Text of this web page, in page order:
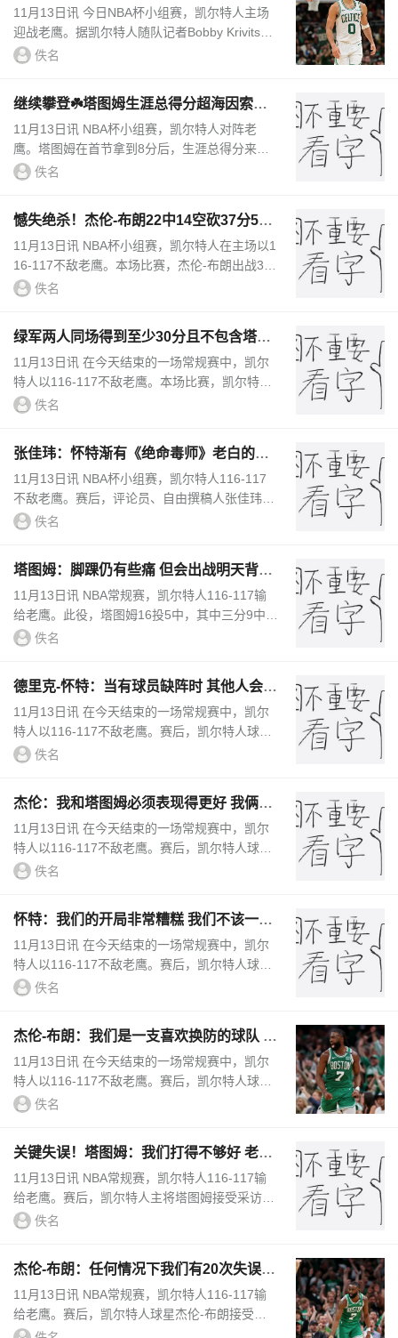
态升级为可以出战！
11月13日讯 今日NBA杯小组赛，凯尔特人主场
迎战老鹰。据凯尔特人随队记者Bobby Krivitsky
报道，塔图姆与霍福德本场比赛均可以出战。在
佚名
继续攀登☘️塔图姆生涯总得分超海因索恩
升至绿军队史第12位
11月13日讯 NBA杯小组赛，凯尔特人对阵老
鹰。塔图姆在首节拿到8分后，生涯总得分来到1
2196分，超越汤姆-海因索恩（12194分），排
佚名
憾失绝杀！杰伦-布朗22中14空砍37分5板
2助1断
11月13日讯 NBA杯小组赛，凯尔特人在主场以1
16-117不敌老鹰。本场比赛，杰伦-布朗出战36
分钟，投篮22中14，三分6中3，罚球10中6，爆
佚名
绿军两人同场得到至少30分且不包含塔图
姆 2014年来首次
11月13日讯 在今天结束的一场常规赛中，凯尔
特人以116-117不敌老鹰。本场比赛，凯尔特人
球员杰伦-布朗出场36分钟，22投14中，其中三
佚名
张佳玮：怀特渐有《绝命毒师》老白的气
质了 老鹰没有错位弱点
11月13日讯 NBA杯小组赛，凯尔特人116-117
不敌老鹰。赛后，评论员、自由撰稿人张佳玮发
文点评了本场比赛，原文如下：没特雷-杨的鹰
佚名
塔图姆：脚踝仍有些痛 但会出战明天背靠
背对阵篮网的比赛
11月13日讯 NBA常规赛，凯尔特人116-117输
给老鹰。此役，塔图姆16投5中，其中三分9中
2，罚球8中8，得到20分6篮板8助攻1抢断2盖
佚名
德里克-怀特：当有球员缺阵时 其他人会抓
住机会打出精彩的表现
11月13日讯 在今天结束的一场常规赛中，凯尔
特人以116-117不敌老鹰。赛后，凯尔特人球员
德里克-怀特接受了媒体的采访。在谈到球队的
佚名
杰伦：我和塔图姆必须表现得更好 我俩一
共出现了11次失误
11月13日讯 在今天结束的一场常规赛中，凯尔
特人以116-117不敌老鹰。赛后，凯尔特人球星
杰伦-布朗接受了媒体的采访。在谈到球队本场
佚名
怀特：我们的开局非常糟糕 我们不该一开
始就质疑自己的准备情况
11月13日讯 在今天结束的一场常规赛中，凯尔
特人以116-117不敌老鹰。赛后，凯尔特人球员
德里克-怀特接受了媒体的采访。在谈到本场比
佚名
杰伦-布朗：我们是一支喜欢换防的球队 今
晚的拼搏程度不如往常
11月13日讯 在今天结束的一场常规赛中，凯尔
特人以116-117不敌老鹰。赛后，凯尔特人球星
杰伦-布朗接受了媒体的采访。在谈到球队本场
佚名
关键失误！塔图姆：我们打得不够好 老鹰
配得上这场胜利
11月13日讯 NBA常规赛，凯尔特人116-117输
给老鹰。赛后，凯尔特人主将塔图姆接受采访时
表示：“我们打得不够好，配不上赢球。老鹰配
佚名
杰伦-布朗：任何情况下我们有20次失误都
不正常 要像以往那样同步
11月13日讯 NBA常规赛，凯尔特人116-117输
给老鹰。赛后，凯尔特人球星杰伦-布朗接受了
媒体的采访。对于本场球队失误过多的情况，布